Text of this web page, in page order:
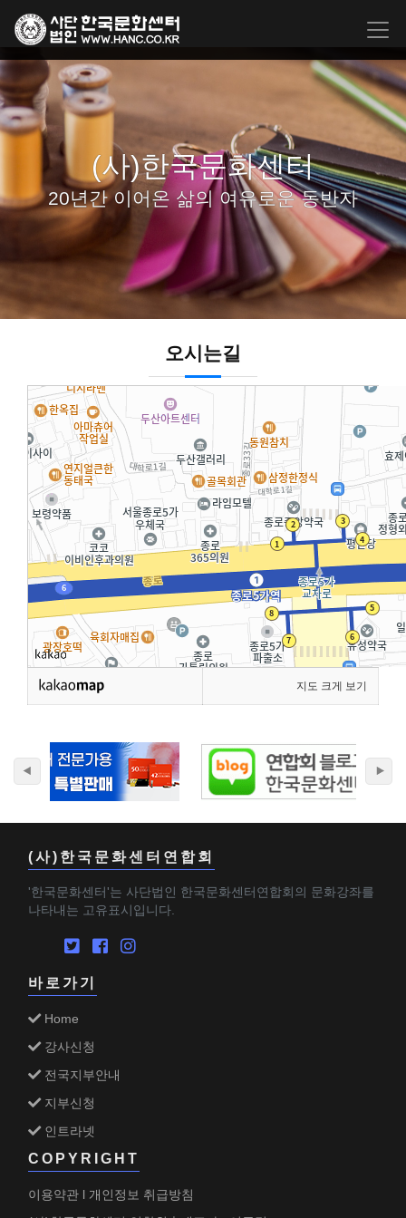
(사)한국문화센터
20년간 이어온 삶의 여유로운 동반자
오시는길
지도 크게 보기
(사)한국문화센터연합회
'한국문화센터'는 사단법인 한국문화센터연합회의 문화강좌를
나타내는 고유표시입니다.
바로가기
Home
강사신청
전국지부안내
지부신청
인트라넷
COPYRIGHT
이용약관 l 개인정보 취급방침